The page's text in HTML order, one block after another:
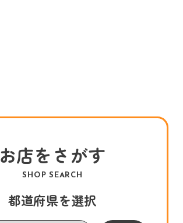
お店をさがす
SHOP SEARCH
都道府県を選択